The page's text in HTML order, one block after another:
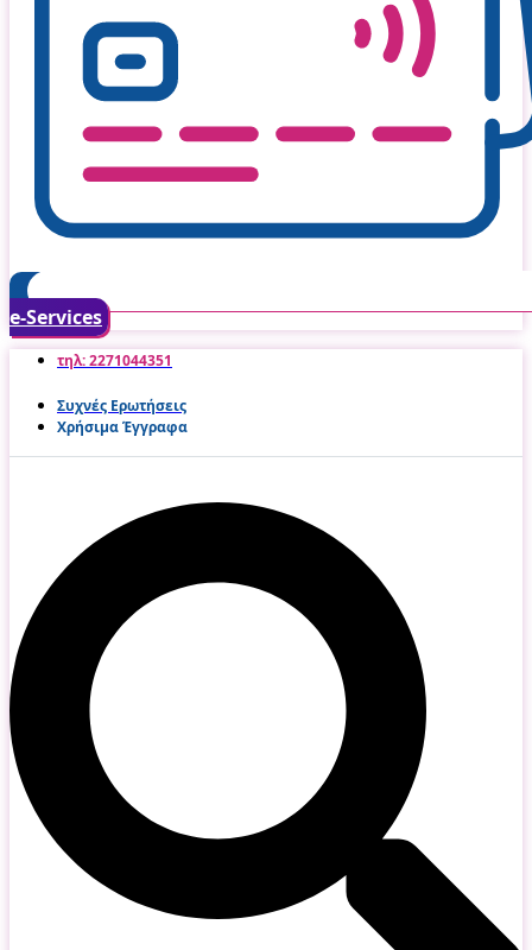
e-Services
τηλ: 2271044351
Συχνές Ερωτήσεις
Χρήσιμα Έγγραφα